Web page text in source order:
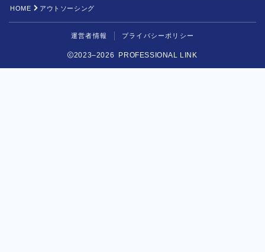
HOME アウトソーシング
運営者情報 プライバシーポリシー
2023–2026 PROFESSIONAL LINK